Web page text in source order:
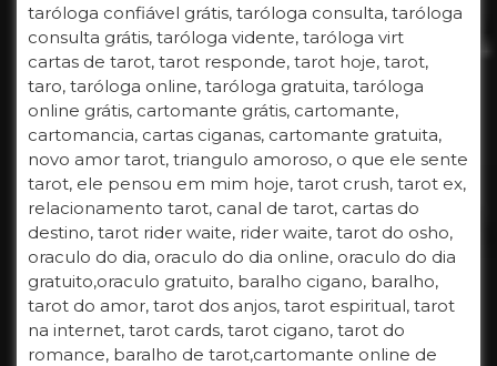
taróloga confiável grátis, taróloga consulta, taróloga
consulta grátis, taróloga vidente, taróloga virt
cartas de tarot, tarot responde, tarot hoje, tarot,
taro, taróloga online, taróloga gratuita, taróloga
online grátis, cartomante grátis, cartomante,
cartomancia, cartas ciganas, cartomante gratuita,
novo amor tarot, triangulo amoroso, o que ele sente
tarot, ele pensou em mim hoje, tarot crush, tarot ex,
relacionamento tarot, canal de tarot, cartas do
destino, tarot rider waite, rider waite, tarot do osho,
oraculo do dia, oraculo do dia online, oraculo do dia
gratuito,oraculo gratuito, baralho cigano, baralho,
tarot do amor, tarot dos anjos, tarot espiritual, tarot
na internet, tarot cards, tarot cigano, tarot do
romance, baralho de tarot,cartomante online de